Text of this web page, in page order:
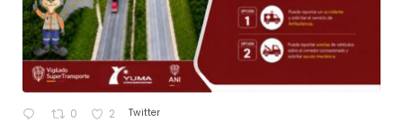
0 2 Twitter